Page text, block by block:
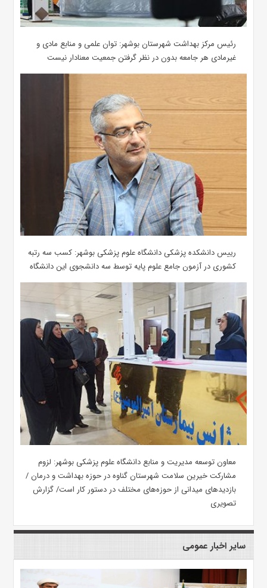
رئیس مرکز بهداشت شهرستان بوشهر: توان علمی و منابع مادی و
غیرمادی هر جامعه بدون در نظر گرفتن جمعیت معنادار نیست
رییس دانشکده پزشکی دانشگاه علوم پزشکی بوشهر: کسب سه رتبه
کشوری در آزمون جامع علوم پایه توسط سه دانشجوی این دانشگاه
معاون توسعه مدیریت و منابع دانشگاه علوم پزشکی بوشهر: لزوم
مشارکت خیرین سلامت شهرستان گناوه در حوزه بهداشت و درمان /
بازدیدهای میدانی از حوزه‌های مختلف در دستور کار است/ گزارش
تصویری
سایر اخبار عمومی